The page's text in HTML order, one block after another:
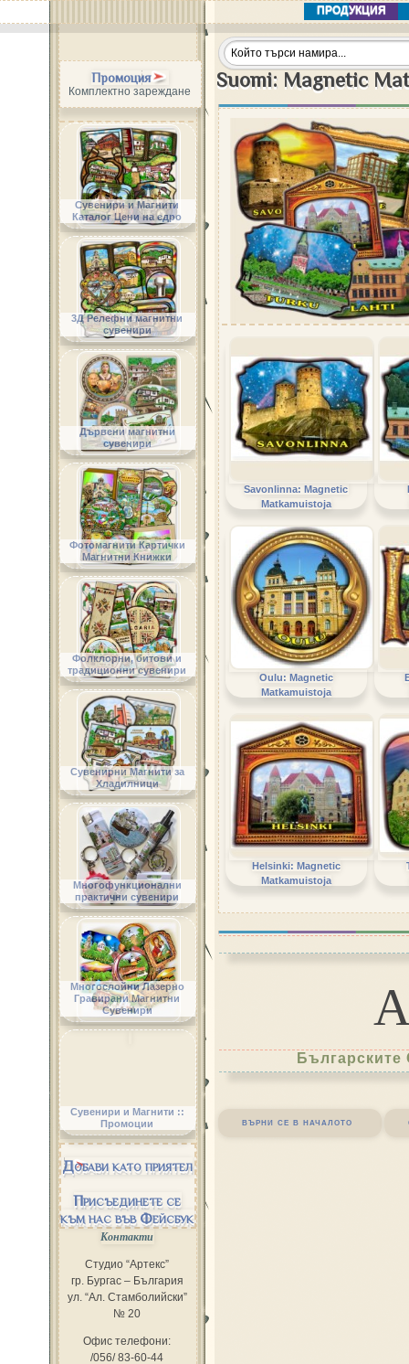
ПРОДУКЦИЯ
Suomi: Magnetic
Savonlinna: Magnetic
Matkamuistoja
Oulu: Magnetic
Matkamuistoja
Helsinki: Magnetic
Matkamuistoja
върни се в началото
Промоция
Комплектно зареждане
Сувенири и Магнити
Каталог Цени на едро
3Д Релефни магнитни
сувенири
Дървени магнитни
сувенири
Фотомагнити Картички
Магнитни Книжки
Фолклорни, битови и
традиционни сувенири
Сувенирни Магнити за
Хладилници
Многофункционални
практични сувенири
Многослойни Лазерно
Гравирани Магнитни
Сувенири
Сувенири и Магнити ::
Промоции
Добави като приятел
Присъединете се
към нас във Фейсбук
Контакти
Студио “Артекс”
гр. Бургас – България
ул. “Ал. Стамболийски”
№ 20
Офис телефони:
/056/ 83-60-44